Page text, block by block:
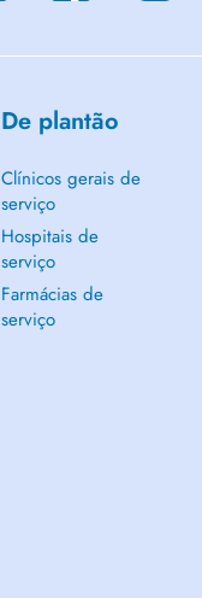
De plantão
Clínicos gerais de
serviço
Hospitais de
serviço
Farmácias de
serviço